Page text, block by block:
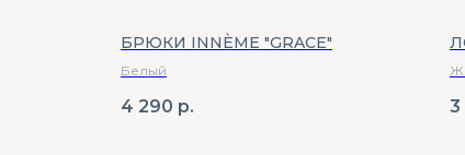
БРЮКИ INNÈME "GRACE"
Белый
4 290 р. 3